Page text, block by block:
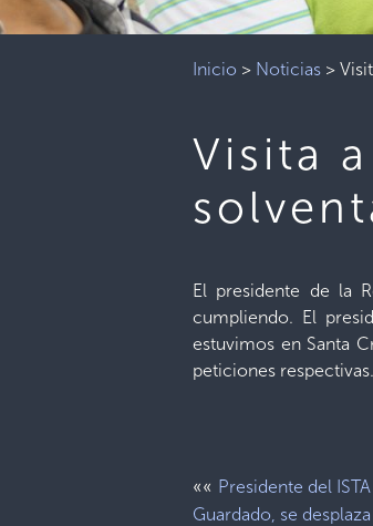
Inicio > Noticias >
Visita
El presidente de la
cumpliendo. El
estuvimos en Santa
peticiones respectivas.
«« Presidente del
Guardado, se